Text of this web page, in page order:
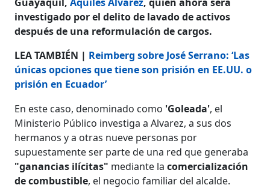
investigado por el delito de lavado de activos
después de una reformulación de cargos.
LEA TAMBIÉN | Reimberg sobre José Serrano: ‘Las
únicas opciones que tiene son prisión en EE.UU. o
prisión en Ecuador’
En este caso, denominado como 'Goleada', el
Ministerio Público investiga a Alvarez, a sus dos
hermanos y a otras nueve personas por
supuestamente ser parte de una red que generaba
"ganancias ilícitas" mediante la comercialización
de combustible, el negocio familiar del alcalde.